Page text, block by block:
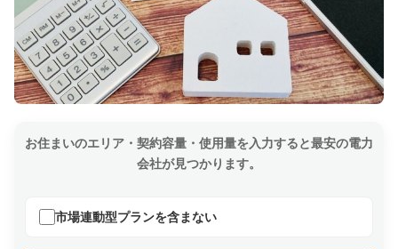
お住まいのエリア・契約容量・使用量を入力すると最安の電力
会社が見つかります。
市場連動型プランを含まない